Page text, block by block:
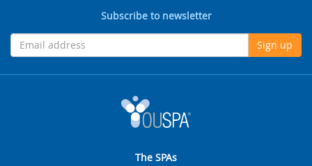
Subscribe to newsletter
Sign up
The SPAs